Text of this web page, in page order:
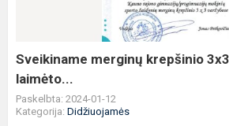
laimėto...
Sveikiname merginų krepšinio
laimėto...
Paskelbta: 2024-01-12
Kategorija: Didžiuojamės